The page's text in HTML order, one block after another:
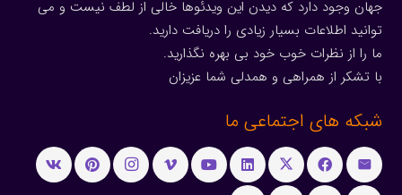
جهان وجود دارد که دیدن این ویدئوها خالی از لطف نیست و می
توانید اطلاعات بسیار زیادی را دریافت دارید.
ما را از نظرات خوب خود بی بهره نگذارید.
با تشکر از همراهی و همدلی شما عزیزان
شبکه های اجتماعی ما